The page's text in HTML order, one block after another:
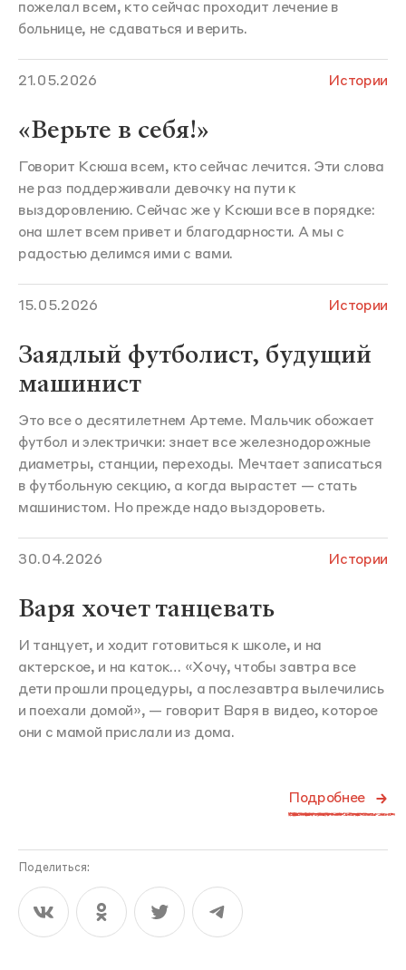
пожелал всем, кто сейчас проходит лечение в
больнице, не сдаваться и верить.
21.05.2026 Истории
«Верьте в себя!»
Говорит Ксюша всем, кто сейчас лечится. Эти слова
не раз поддерживали девочку на пути к
выздоровлению. Сейчас же у Ксюши все в порядке:
она шлет всем привет и благодарности. А мы с
радостью делимся ими с вами.
15.05.2026 Истории
Заядлый футболист, будущий
машинист
Это все о десятилетнем Артеме. Мальчик обожает
футбол и электрички: знает все железнодорожные
диаметры, станции, переходы. Мечтает записаться
в футбольную секцию, а когда вырастет — стать
машинистом. Но прежде надо выздороветь.
30.04.2026 Истории
Варя хочет танцевать
И танцует, и ходит готовиться к школе, и на
актерское, и на каток… «Хочу, чтобы завтра все
дети прошли процедуры, а послезавтра вылечились
и поехали домой», — говорит Варя в видео, которое
они с мамой прислали из дома.
Подробнее
Поделиться: